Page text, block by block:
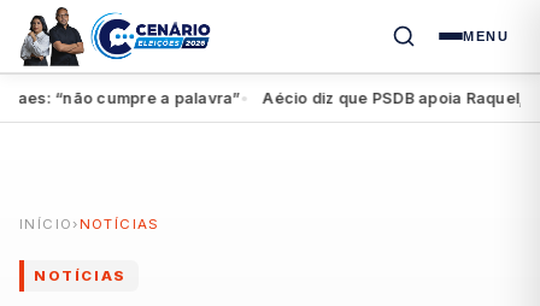
MENU
“não cumpre a palavra”● Aécio diz que PSDB apoia Raquel, mas
INÍCIO › NOTÍCIAS
NOTÍCIAS